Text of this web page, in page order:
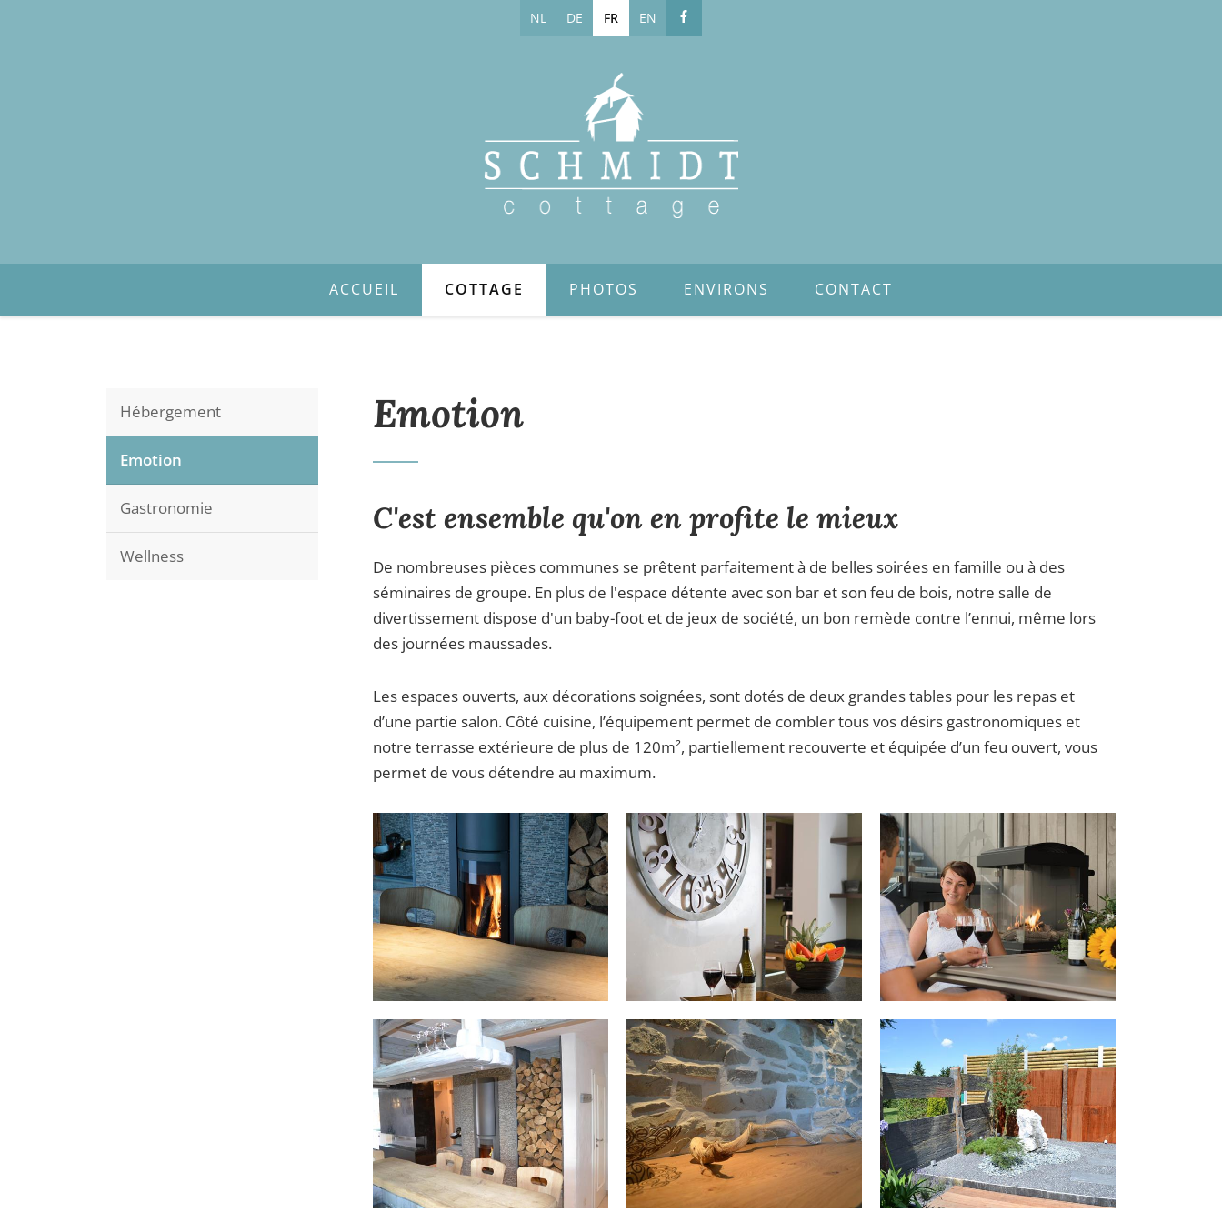
NL DE FR EN
ACCUEIL COTTAGE PHOTOS ENVIRONS CONTACT
Hébergement
Emotion
Gastronomie
Wellness
Emotion
C'est ensemble qu'on en profite le mieux
De nombreuses pièces communes se prêtent parfaitement à de belles soirées en famille ou à des
séminaires de groupe. En plus de l'espace détente avec son bar et son feu de bois, notre salle de
divertissement dispose d'un baby-foot et de jeux de société, un bon remède contre l’ennui, même lors
des journées maussades.
Les espaces ouverts, aux décorations soignées, sont dotés de deux grandes tables pour les repas et
d’une partie salon. Côté cuisine, l’équipement permet de combler tous vos désirs gastronomiques et
notre terrasse extérieure de plus de 120m², partiellement recouverte et équipée d’un feu ouvert, vous
permet de vous détendre au maximum.